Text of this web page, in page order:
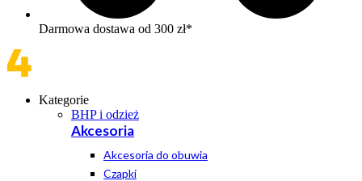
Darmowa dostawa od 300 zł*
Kategorie
BHP i odzież
Akcesoria
Akcesoria do obuwia
Czapki